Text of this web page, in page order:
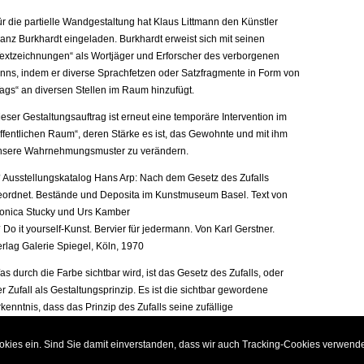
ein. Sind Sie damit einverstanden, dass wir auch Tracking-Cookies
die partielle Wandgestaltung hat Klaus Littmann den Künstler
Burkhardt eingeladen. Burkhardt erweist sich mit seinen
als Wortjäger und Erforscher des verborgenen
indem er diverse Sprachfetzen oder Satzfragmente in Form von
an diversen Stellen im Raum hinzufügt.
Gestaltungsauftrag ist erneut eine temporäre Intervention im
Raum“, deren Stärke es ist, das Gewohnte und mit ihm
Wahrnehmungsmuster zu verändern.
Ausstellungskatalog Hans Arp: Nach dem Gesetz des Zufalls
Bestände und Deposita im Kunstmuseum Basel. Text von
Stucky und Urs Kamber
Do it yourself-Kunst. Bervier für jedermann. Von Karl Gerstner.
Galerie Spiegel, Köln, 1970
durch die Farbe sichtbar wird, ist das Gesetz des Zufalls, oder
Zufall als Gestaltungsprinzip. Es ist die sichtbar gewordene
dass das Prinzip des Zufalls seine zufällige
Arp in seinen Arbeiten anwandte (1*).